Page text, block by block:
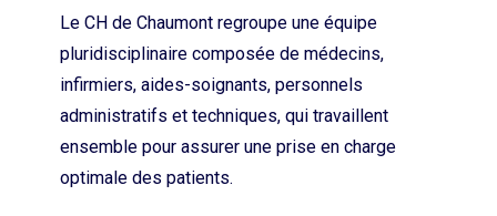
Le CH de Chaumont regroupe une équipe
pluridisciplinaire composée de médecins,
infirmiers, aides-soignants, personnels
administratifs et techniques, qui travaillent
ensemble pour assurer une prise en charge
optimale des patients.